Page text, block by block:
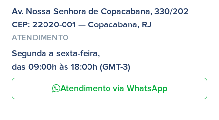
Av. Nossa Senhora de Copacabana, 330/202
CEP: 22020-001 — Copacabana, RJ
ATENDIMENTO
Segunda a sexta-feira,
das 09:00h às 18:00h (GMT-3)
Atendimento via WhatsApp